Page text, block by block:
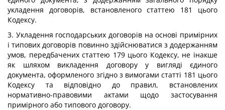
укладення договорів, встановленого статтею 181 цього
Кодексу.
3. Укладення господарських договорів на основі примірних
і типових договорів повинно здійснюватися з додержанням
умов, передбачених статтею 179 цього Кодексу, не інакше
як шляхом викладення договору у вигляді єдиного
документа, оформленого згідно з вимогами статті 181 цього
Кодексу та відповідно до правил, встановлених
нормативно-правовими актами щодо застосування
примірного або типового договору.